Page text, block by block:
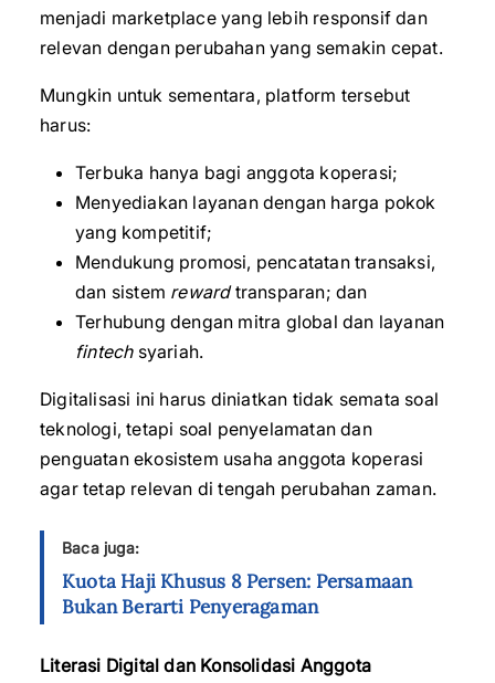
menjadi marketplace yang lebih responsif dan
relevan dengan perubahan yang semakin cepat.
Mungkin untuk sementara, platform tersebut
harus:
Terbuka hanya bagi anggota koperasi;
Menyediakan layanan dengan harga pokok
yang kompetitif;
Mendukung promosi, pencatatan transaksi,
dan sistem rewardtransparan; dan
Terhubung dengan mitra global dan layanan
fintechsyariah.
Digitalisasi ini harus diniatkan tidak semata soal
teknologi, tetapi soal penyelamatan dan
penguatan ekosistem usaha anggota koperasi
agar tetap relevan di tengah perubahan zaman.
Baca juga:
Kuota Haji Khusus 8 Persen: Persamaan
Bukan Berarti Penyeragaman
Literasi Digital dan Konsolidasi Anggota